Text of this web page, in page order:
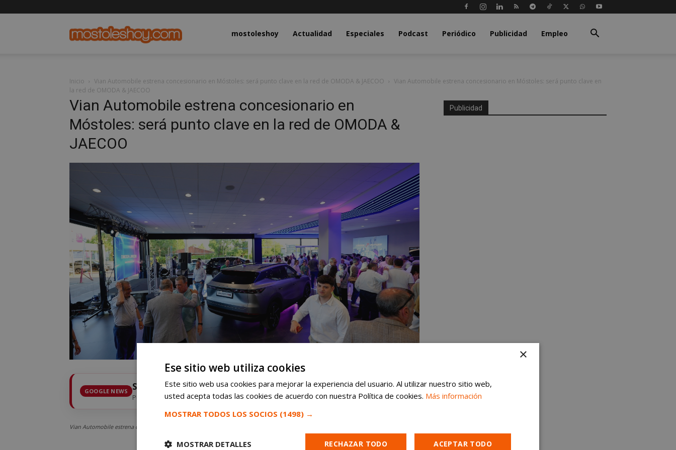
mostoleshoy.commostoleshoy Actualidad Especiales Podcast Periódico Publicidad Empleo
Inicio Vian Automobile estrena concesionario en Móstoles: será punto clave en la red de OMODA & JAECOO
Vian Automobile estrena concesionario en Móstoles: será punto clave en
la red de OMODA & JAECOO
Vian Automobile estrena concesionario en
Móstoles: será punto clave en la red de OMODA &
JAECOO
GOOGLE NEWS Sigue mostoleshoy.comen Google News ⭐
Pulsa la estrella y recibe las noticias de Móstoles al instante
Vian Automobile estrena concesionario en Móstoles: será punto clave en la red de OMODA & JAECOO
Publicidad
×
Ese sitio web utiliza cookies
Este sitio web usa cookies para mejorar la experiencia del usuario. Al utilizar nuestro sitio web,
usted acepta todas las cookies de acuerdo con nuestra Política de cookies. Más información
MOSTRAR TODOS LOS SOCIOS (1498) →
ACEPTAR TODO
RECHAZAR TODO
MOSTRAR DETALLES